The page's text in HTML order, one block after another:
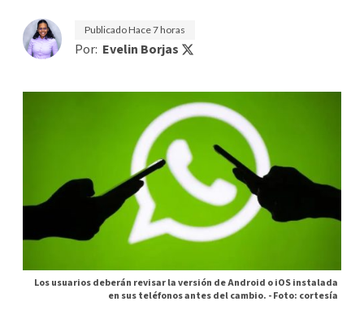
PublicadoHace 7 horas
Por: Evelin Borjas
Los usuarios deberán revisar la versión de Android o iOS instalada
en sus teléfonos antes del cambio. -Foto: cortesía